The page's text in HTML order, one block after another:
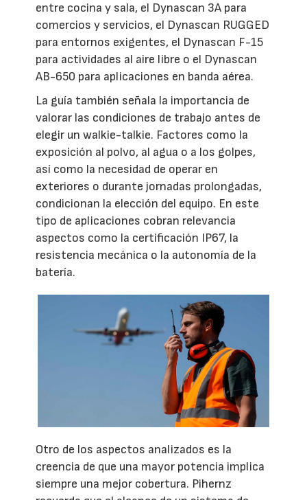
entre cocina y sala, el Dynascan 3A para
comercios y servicios, el Dynascan RUGGED
para entornos exigentes, el Dynascan F-15
para actividades al aire libre o el Dynascan
AB-650 para aplicaciones en banda aérea.
La guía también señala la importancia de
valorar las condiciones de trabajo antes de
elegir un walkie-talkie. Factores como la
exposición al polvo, al agua o a los golpes,
así como la necesidad de operar en
exteriores o durante jornadas prolongadas,
condicionan la elección del equipo. En este
tipo de aplicaciones cobran relevancia
aspectos como la certificación IP67, la
resistencia mecánica o la autonomía de la
batería.
Otro de los aspectos analizados es la
creencia de que una mayor potencia implica
siempre una mejor cobertura. Pihernz